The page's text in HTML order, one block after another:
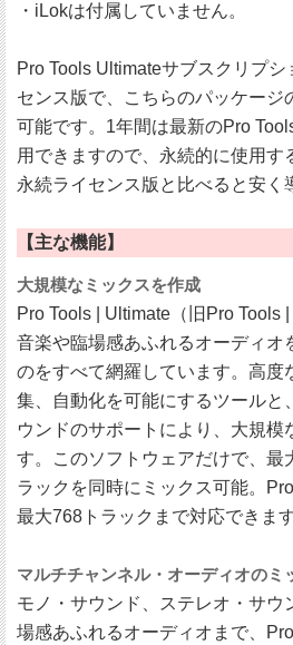
・iLokは付属していません。
Pro Tools Ultimateサブスクリプ
センス版で、こちらのパッケージ
可能です。1年間は最新のPro
用できますので、永続的に使用す
永続ライセンス版と比べると安く
【主な機能】
大規模なミックスを作成
Pro Tools | Ultimate（旧Pro Tools
音楽や臨場感あふれるオーディオ
のをすべて網羅しています。高度
集、自動化を可能にするツールと
ウンドのサポートにより、大規模
す。このソフトウェアだけで、最
ラックを同時にミックス可能。
最大768トラックまで対応できます
マルチチャンネル・オーディオのミ
モノ・サウンド、ステレオ・サウ
場感あふれるオーディオまで、